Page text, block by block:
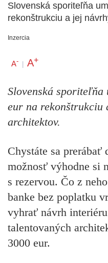
Slovenská sporiteľňa
rekonštrukciu a jej
Inzercia
A- | A+
Slovenská
eur na rekonštrukciu
architektov.
Chystáte sa prerábať
možnosť výhodne si
s rezervou. Čo z
banke bez poplatku
vyhrať návrh
talentovaných
3000 eur.